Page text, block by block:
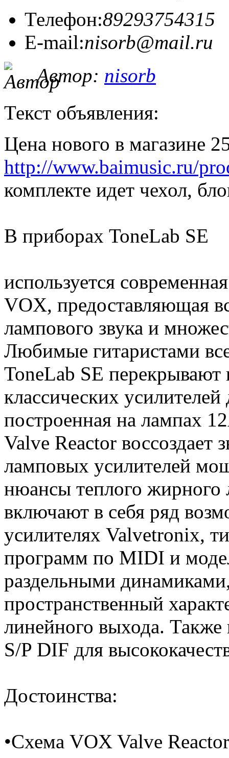
Телефон:89293754315
E-mail:nisorb@mail.ru
Автор: nisorb
Текст объявления:
Цена нового в магазине
http://www.baimusic.ru/
комплекте идет чехол,
В приборах ToneLab SE
используется
VOX, предоставляющая
лампового звука и
Любимые гитаристами
ToneLab SE
классических
построенная на лампах
Valve Reactor воссоздает
ламповых усилителей
нюансы теплого жирного
включают в себя ряд
усилителях Valvetronix,
программ по MIDI и
раздельными
пространственный
линейного выхода.
S/P DIF для
Достоинства:
•Схема VOX Valve